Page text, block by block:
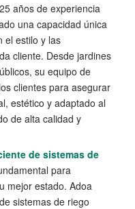
años de experiencia
una capacidad única
el estilo y las
cliente. Desde jardines
su equipo de
clientes para asegurar
estético y adaptado al
de alta calidad y
de sistemas de
para
mejor estado. Adoa
sistemas de riego